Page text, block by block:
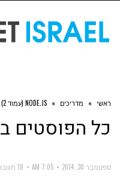
ראשי » מדריכים » NODE.JS (עמוד 2)
כל הפוסטים ב
ספטמבר 30, 2014 7:05 AM 18 תגובות